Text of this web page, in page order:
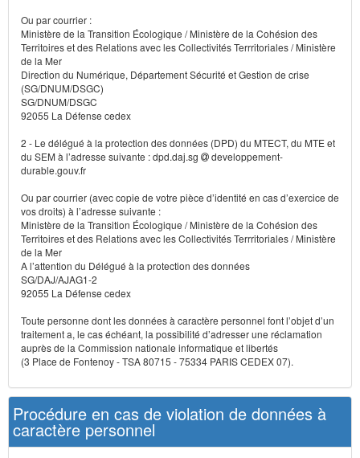
Ou par courrier :
Ministère de la Transition Écologique / Ministère de la Cohésion des
Territoires et des Relations avec les Collectivités Terrritoriales / Ministère
de la Mer
Direction du Numérique, Département Sécurité et Gestion de crise
(SG/DNUM/DSGC)
SG/DNUM/DSGC
92055 La Défense cedex
2 - Le délégué à la protection des données (DPD) du MTECT, du MTE et
du SEM à l’adresse suivante : dpd.daj.sg
developpement-
durable.gouv.fr
Ou par courrier (avec copie de votre pièce d’identité en cas d’exercice de
vos droits) à l’adresse suivante :
Ministère de la Transition Écologique / Ministère de la Cohésion des
Territoires et des Relations avec les Collectivités Terrritoriales / Ministère
de la Mer
A l’attention du Délégué à la protection des données
SG/DAJ/AJAG1-2
92055 La Défense cedex
Toute personne dont les données à caractère personnel font l’objet d’un
traitement a, le cas échéant, la possibilité d’adresser une réclamation
auprès de la Commission nationale informatique et libertés
(3 Place de Fontenoy - TSA 80715 - 75334 PARIS CEDEX 07).
Procédure en cas de violation de données à
caractère personnel